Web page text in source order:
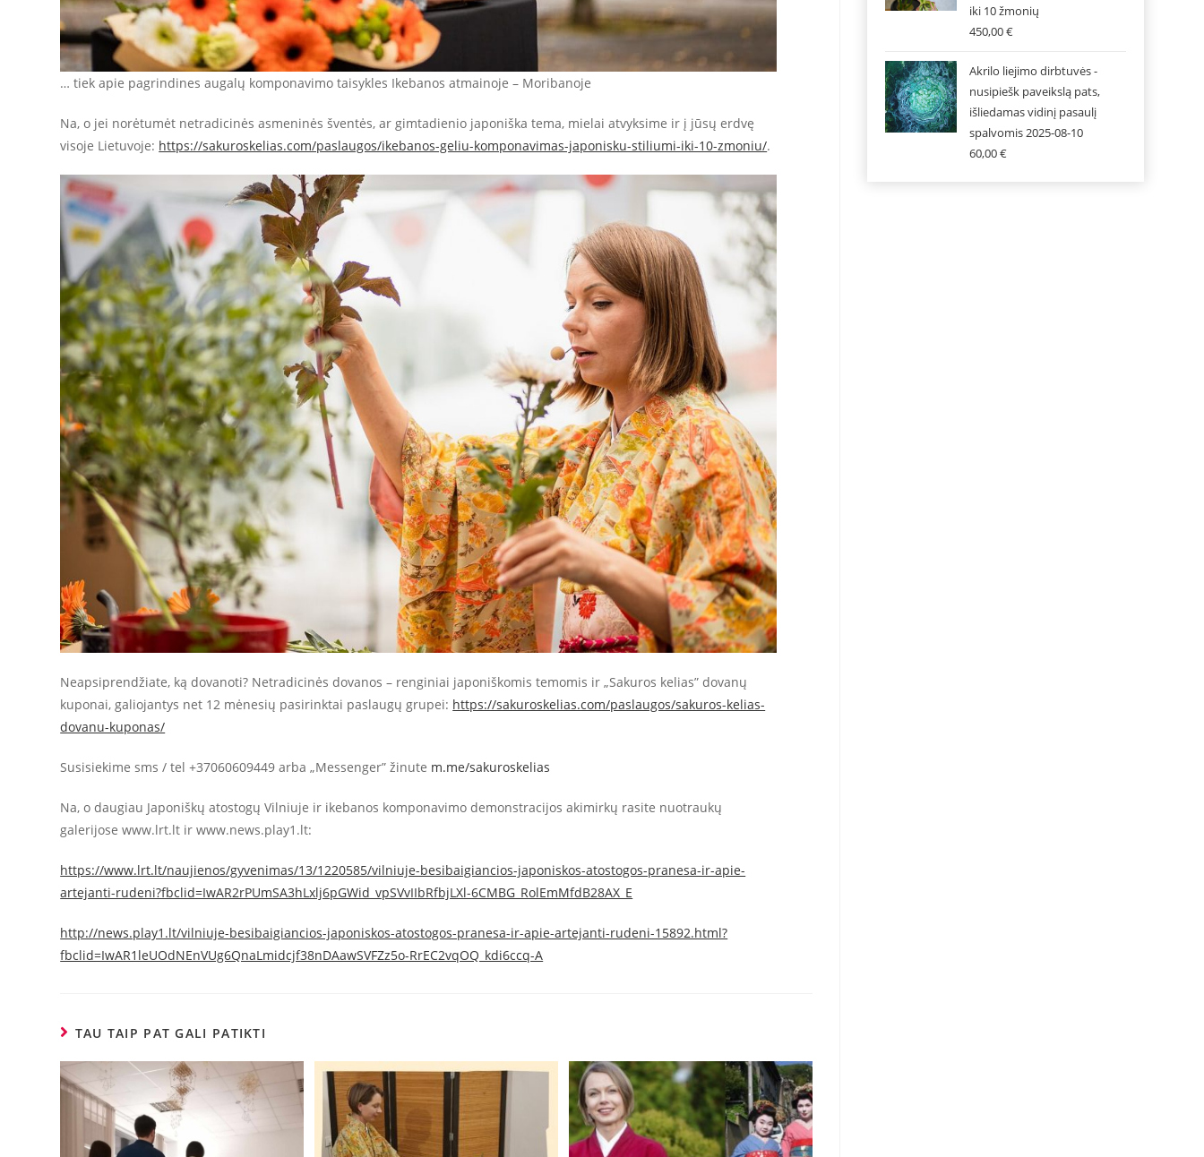
… tiek apie pagrindines augalų komponavimo taisykles Ikebanos atmainoje – Moribanoje
Na, o jei norėtumėt netradicinės asmeninės šventės, ar gimtadienio japoniška tema, mielai atvyksime ir į jūsų erdvę
visoje Lietuvoje: https://sakuroskelias.com/paslaugos/ikebanos-geliu-komponavimas-japonisku-stiliumi-iki-10-zmoniu/.
Neapsiprendžiate, ką dovanoti? Netradicinės dovanos – renginiai japoniškomis temomis ir „Sakuros kelias” dovanų
kuponai, galiojantys net 12 mėnesių pasirinktai paslaugų grupei: https://sakuroskelias.com/paslaugos/sakuros-kelias-
dovanu-kuponas/
Susisiekime sms / tel +37060609449 arba „Messenger” žinute m.me/sakuroskelias
Na, o daugiau Japoniškų atostogų Vilniuje ir ikebanos komponavimo demonstracijos akimirkų rasite nuotraukų
galerijose www.lrt.lt ir www.news.play1.lt:
https://www.lrt.lt/naujienos/gyvenimas/13/1220585/vilniuje-besibaigiancios-japoniskos-atostogos-pranesa-ir-apie-
artejanti-rudeni?fbclid=IwAR2rPUmSA3hLxlj6pGWid_vpSVvIIbRfbjLXl-6CMBG_RolEmMfdB28AX_E
http://news.play1.lt/vilniuje-besibaigiancios-japoniskos-atostogos-pranesa-ir-apie-artejanti-rudeni-15892.html?
fbclid=IwAR1leUOdNEnVUg6QnaLmidcjf38nDAawSVFZz5o-RrEC2vqOQ_kdi6ccq-A
TAU TAIP PAT GALI PATIKTI
iki 10 žmonių
450,00€
Akrilo liejimo dirbtuvės -
nusipiešk paveikslą pats,
išliedamas vidinį pasaulį
spalvomis 2025-08-10
60,00€